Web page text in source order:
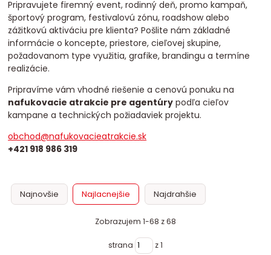
Pripravujete firemný event, rodinný deň, promo kampaň,
športový program, festivalovú zónu, roadshow alebo
zážitkovú aktiváciu pre klienta? Pošlite nám základné
informácie o koncepte, priestore, cieľovej skupine,
požadovanom type využitia, grafike, brandingu a termíne
realizácie.
Pripravíme vám vhodné riešenie a cenovú ponuku na
nafukovacie atrakcie pre agentúry podľa cieľov
kampane a technických požiadaviek projektu.
obchod@nafukovacieatrakcie.sk
+421 918 986 319
Najnovšie Najlacnejšie Najdrahšie
Zobrazujem 1-68 z 68
strana z 1